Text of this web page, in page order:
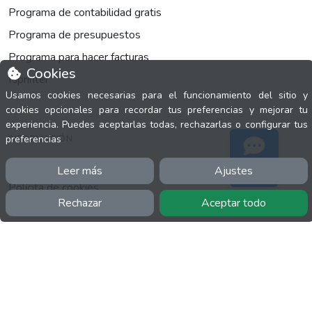
Cookies
Usamos cookies necesarias para el funcionamiento del sitio y
cookies opcionales para recordar tus preferencias y mejorar tu
experiencia. Puedes aceptarlas todas, rechazarlas o configurar tus
preferencias
Leer más Ajustes
Rechazar Aceptar todo
Programa de contabilidad gratis
Programa de presupuestos
Programa para hacer facturas
fsprinter
INFORMACIÓN
Polícita de cookies
Política de privacidad
Soporte